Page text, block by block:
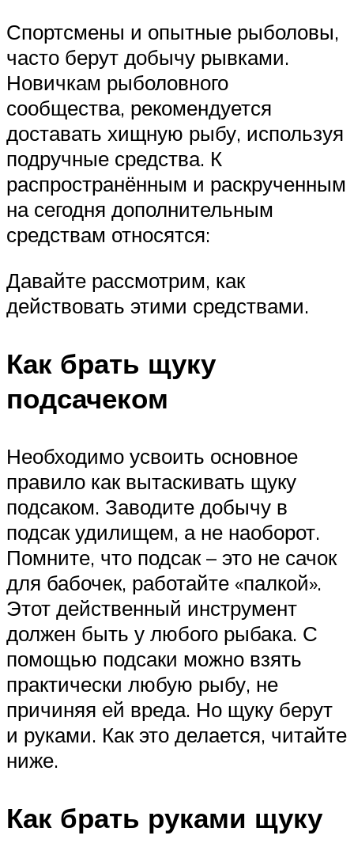
Спортсмены и опытные рыболовы,
часто берут добычу рывками.
Новичкам рыболовного
сообщества, рекомендуется
доставать хищную рыбу, используя
подручные средства. К
распространённым и раскрученным
на сегодня дополнительным
средствам относятся:
Давайте рассмотрим, как
действовать этими средствами.
Как брать щуку
подсачеком
Необходимо усвоить основное
правило как вытаскивать щуку
подсаком. Заводите добычу в
подсак удилищем, а не наоборот.
Помните, что подсак – это не сачок
для бабочек, работайте «палкой».
Этот действенный инструмент
должен быть у любого рыбака. С
помощью подсаки можно взять
практически любую рыбу, не
причиняя ей вреда. Но щуку берут
и руками. Как это делается, читайте
ниже.
Как брать руками щуку